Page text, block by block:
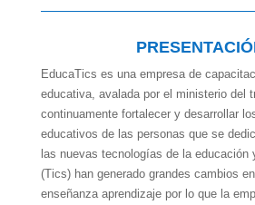
EducaTics es una empresa de
educativa, avalada por el ministerio del
continuamente fortalecer y desarrollar
educativos de las personas que se
las nuevas tecnologías de la educación
(Tics) han generado grandes cambios
enseñanza aprendizaje por lo que la